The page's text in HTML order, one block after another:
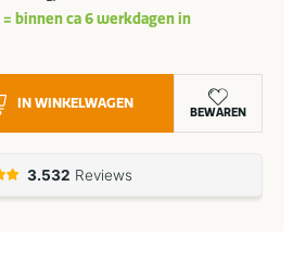
is:binnen ca 6 werkdagen in
IN WINKELWAGEN
BEWAREN